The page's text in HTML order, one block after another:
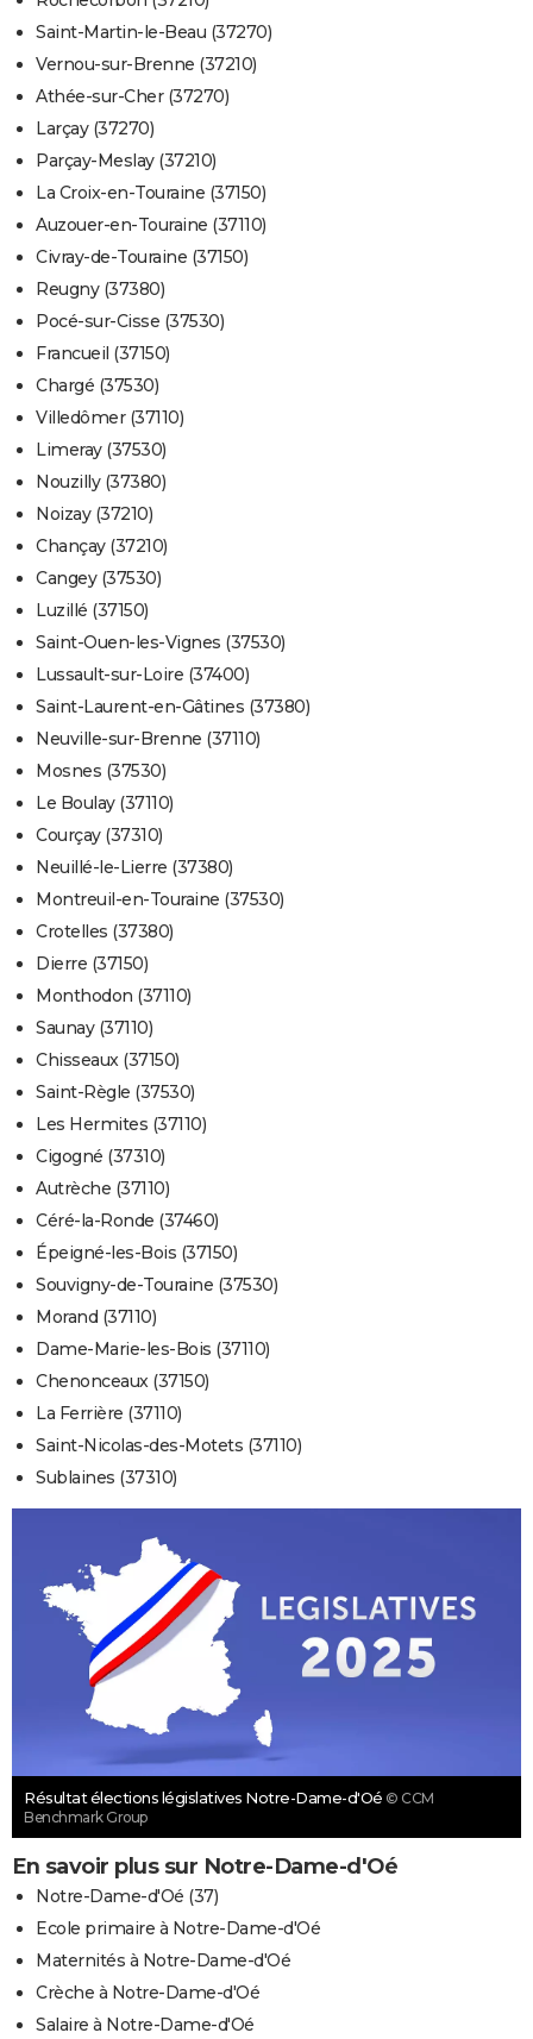
Saint-Martin-le-Beau (37270)
Vernou-sur-Brenne (37210)
Athée-sur-Cher (37270)
Larçay (37270)
Parçay-Meslay (37210)
La Croix-en-Touraine (37150)
Auzouer-en-Touraine (37110)
Civray-de-Touraine (37150)
Reugny (37380)
Pocé-sur-Cisse (37530)
Francueil (37150)
Chargé (37530)
Villedômer (37110)
Limeray (37530)
Nouzilly (37380)
Noizay (37210)
Chançay (37210)
Cangey (37530)
Luzillé (37150)
Saint-Ouen-les-Vignes (37530)
Lussault-sur-Loire (37400)
Saint-Laurent-en-Gâtines (37380)
Neuville-sur-Brenne (37110)
Mosnes (37530)
Le Boulay (37110)
Courçay (37310)
Neuillé-le-Lierre (37380)
Montreuil-en-Touraine (37530)
Crotelles (37380)
Dierre (37150)
Monthodon (37110)
Saunay (37110)
Chisseaux (37150)
Saint-Règle (37530)
Les Hermites (37110)
Cigogné (37310)
Autrèche (37110)
Céré-la-Ronde (37460)
Épeigné-les-Bois (37150)
Souvigny-de-Touraine (37530)
Morand (37110)
Dame-Marie-les-Bois (37110)
Chenonceaux (37150)
La Ferrière (37110)
Saint-Nicolas-des-Motets (37110)
Sublaines (37310)
Résultat élections législatives Notre-Dame-d'Oé © CCM
Benchmark Group
En savoir plus sur Notre-Dame-d'Oé
Notre-Dame-d'Oé (37)
Ecole primaire à Notre-Dame-d'Oé
Maternités à Notre-Dame-d'Oé
Crèche à Notre-Dame-d'Oé
Salaire à Notre-Dame-d'Oé